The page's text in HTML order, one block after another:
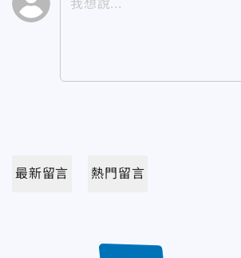
最新留言 熱門留言